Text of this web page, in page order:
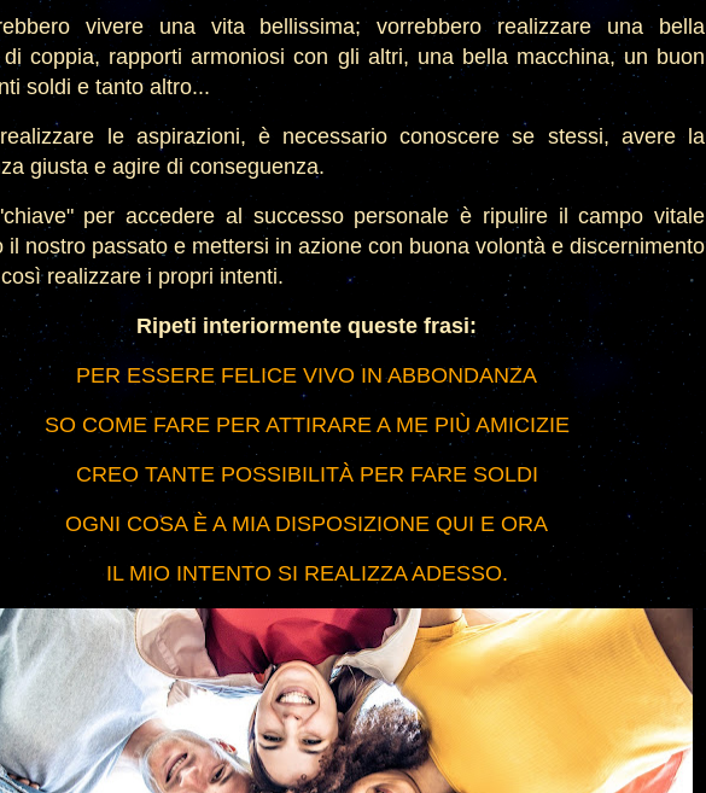
vivere una vita bellissima; vorrebbero realizzare una bella
di coppia, rapporti armoniosi con gli altri, una bella macchina, un buon
soldi e tanto altro...
le aspirazioni, è necessario conoscere se stessi, avere la
giusta e agire di conseguenza.
per accedere al successo personale è ripulire il campo vitale
il nostro passato e mettersi in azione con buona volontà e discernimento
realizzare i propri intenti.
Ripeti interiormente queste frasi:
PER ESSERE FELICE VIVO IN ABBONDANZA
SO COME FARE PER ATTIRARE A ME PIÙ AMICIZIE
CREO TANTE POSSIBILITÀ PER FARE SOLDI
OGNI COSA È A MIA DISPOSIZIONE QUI E ORA
IL MIO INTENTO SI REALIZZA ADESSO.